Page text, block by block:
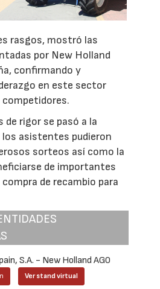
rasgos, mostró las
por New Holland
confirmando y
en este sector
de rigor se pasó a la
los asistentes pudieron
sorteos así como la
de importantes
de recambio para
S.A. - New Holland AG0
Ver stand virtual